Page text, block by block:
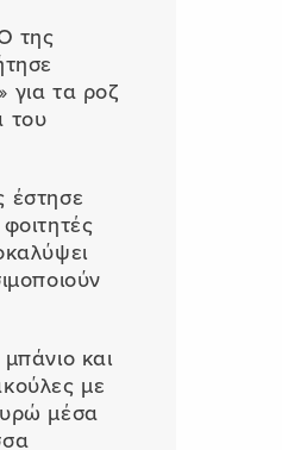
της
για τα ροζ
του
έστησε
και
με
μέσα